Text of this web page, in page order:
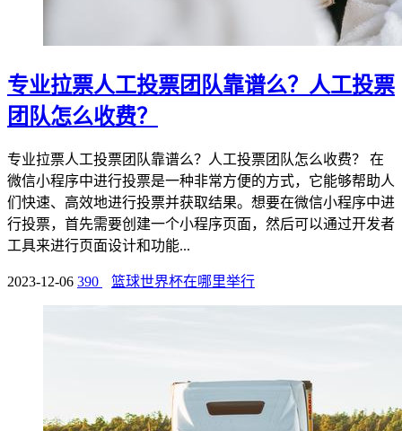
专业拉票人工投票团队靠谱么？人工投票
团队怎么收费？
专业拉票人工投票团队靠谱么？人工投票团队怎么收费？ 在
微信小程序中进行投票是一种非常方便的方式，它能够帮助人
们快速、高效地进行投票并获取结果。想要在微信小程序中进
行投票，首先需要创建一个小程序页面，然后可以通过开发者
工具来进行页面设计和功能...
2023-12-06 390 篮球世界杯在哪里举行